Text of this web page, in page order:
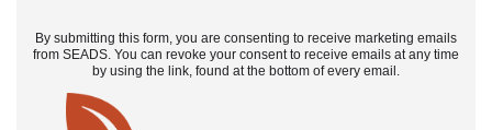
By submitting this form, you are consenting to receive marketing emails
from SEADS. You can revoke your consent to receive emails at any time
by using the link, found at the bottom of every email.